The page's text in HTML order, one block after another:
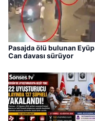
Pasajda ölü bulunan Eyüp
Can davası sürüyor